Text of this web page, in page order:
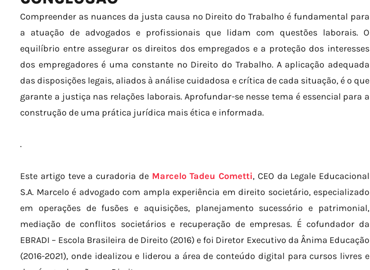
Compreender as nuances da justa causa no Direito do Trabalho é fundamental para
a atuação de advogados e profissionais que lidam com questões laborais. O
equilíbrio entre assegurar os direitos dos empregados e a proteção dos interesses
dos empregadores é uma constante no Direito do Trabalho. A aplicação adequada
das disposições legais, aliados à análise cuidadosa e crítica de cada situação, é o que
garante a justiça nas relações laborais. Aprofundar-se nesse tema é essencial para a
construção de uma prática jurídica mais ética e informada.
.
Este artigo teve a curadoria de Marcelo Tadeu Cometti, CEO da Legale Educacional
S.A. Marcelo é advogado com ampla experiência em direito societário, especializado
em operações de fusões e aquisições, planejamento sucessório e patrimonial,
mediação de conflitos societários e recuperação de empresas. É cofundador da
EBRADI – Escola Brasileira de Direito (2016) e foi Diretor Executivo da Ânima Educação
(2016-2021), onde idealizou e liderou a área de conteúdo digital para cursos livres e